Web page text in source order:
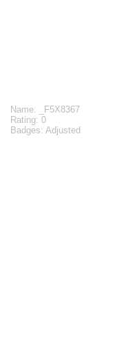
Name: _F5X8367
Rating: 0
Badges: Adjusted